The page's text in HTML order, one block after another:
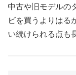
中古や旧モデルの
ビを買うよりはる
い続けられる点も